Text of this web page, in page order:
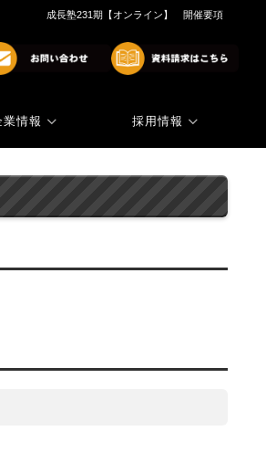
成長塾231期【オンライン】 開催要項
業情報 採用情報